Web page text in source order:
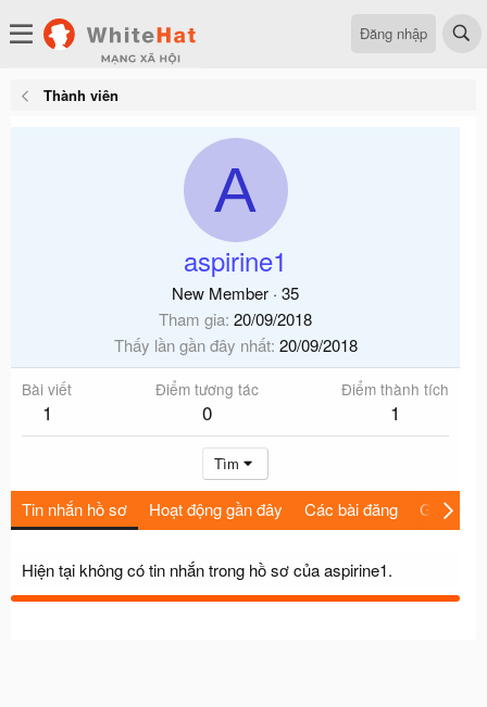
Đăng nhập
Thành viên
A
aspirine1
New Member · 35
Tham gia 20/09/2018
Thấy lần gần đây nhất 20/09/2018
Bài viết
1
Điểm tương tác
0
Điểm thành tích
1
Tìm
Tin nhắn hồ sơ Hoạt động gần đây Các bài đăng Giới thiệu
Hiện tại không có tin nhắn trong hồ sơ của aspirine1.